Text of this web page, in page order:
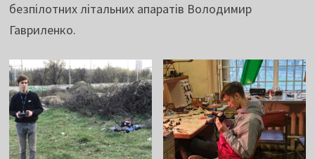
безпілотних літальних апаратів Володимир
Гавриленко.